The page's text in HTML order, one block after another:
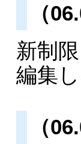
（
新制
編集
（